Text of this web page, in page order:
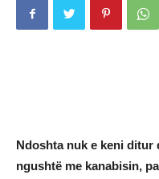
Ndoshta nuk e keni ditur
ngushtë me kanabisin,